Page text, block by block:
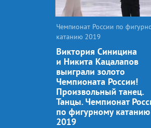
Чемпионат России по
катанию 2019
Виктория Синицина
и Никита Кацалапов
выиграли золото
Чемпионата России!
Произвольный танец.
Танцы. Чемпионат
по фигурному катанию
2019